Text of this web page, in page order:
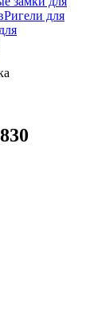
Ригели для